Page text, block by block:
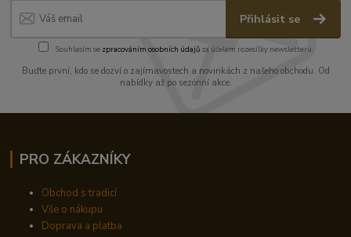
Přihlásit se
Souhlasím se zpracováním osobních údajůza účelem rozesílky newsletteru.
Buďte první, kdo se dozví o zajímavostech a novinkách z našeho obchodu. Od
nabídky až po sezónní akce.
PRO ZÁKAZNÍKY
Obchod s tradicí
Vše o nákupu
Doprava a platba